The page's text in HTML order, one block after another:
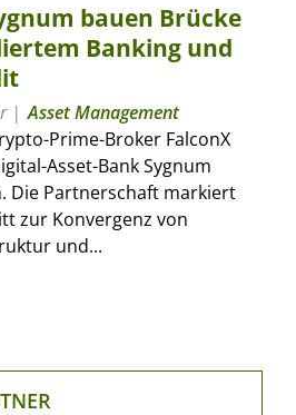
bauen Brücke
Banking und
Asset Management
Prime-Broker FalconX
Asset-Bank Sygnum
Die Partnerschaft markiert
zur Konvergenz von
und...